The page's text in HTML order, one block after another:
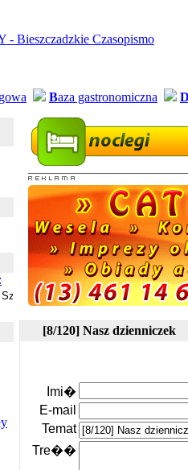
Baza gastronomiczna D
[8/120] Nasz dzienniczek
Imi�
E-mail
Temat
Tre��